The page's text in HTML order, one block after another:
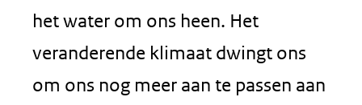
het water om ons heen. Het
veranderende klimaat dwingt ons
om ons nog meer aan te passen aan